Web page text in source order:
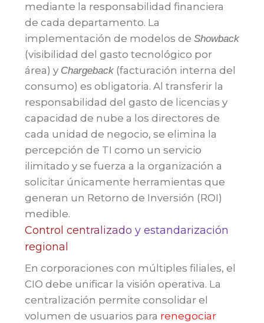
mediante la responsabilidad financiera
de cada departamento. La
implementación de modelos de Showback
(visibilidad del gasto tecnológico por
área) y Chargeback (facturación interna del
consumo) es obligatoria. Al transferir la
responsabilidad del gasto de licencias y
capacidad de nube a los directores de
cada unidad de negocio, se elimina la
percepción de TI como un servicio
ilimitado y se fuerza a la organización a
solicitar únicamente herramientas que
generan un Retorno de Inversión (ROI)
medible.
Control centralizado y estandarización
regional
En corporaciones con múltiples filiales, el
CIO debe unificar la visión operativa. La
centralización permite consolidar el
volumen de usuarios para renegociar